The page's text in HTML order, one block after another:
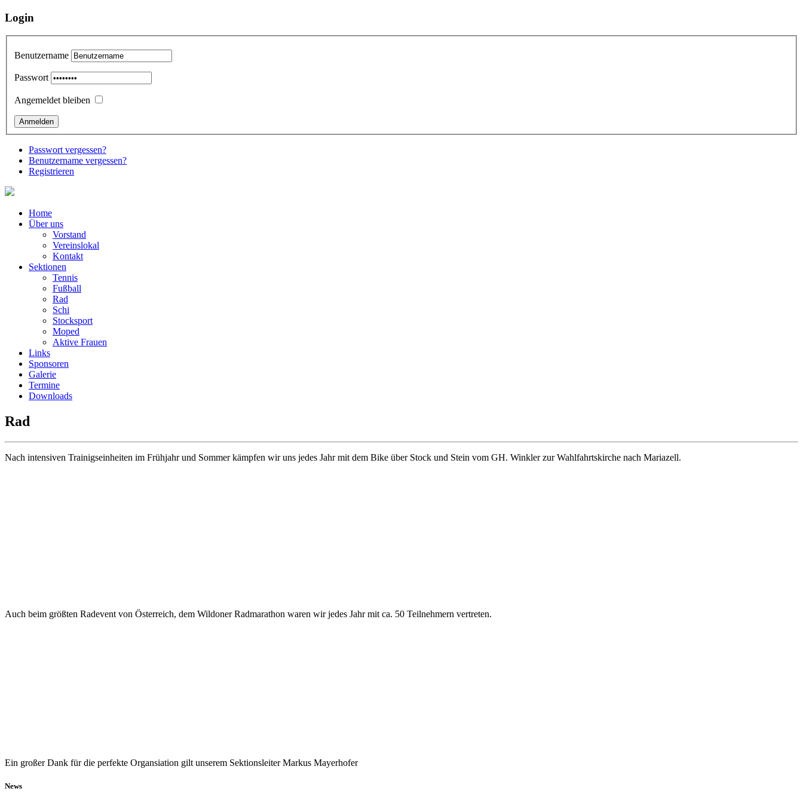
Login
Benutzername
Passwort
Angemeldet bleiben
Passwort vergessen?
Benutzername vergessen?
Registrieren
Home
Über uns
Vorstand
Vereinslokal
Kontakt
Sektionen
Tennis
Fußball
Rad
Schi
Stocksport
Moped
Aktive Frauen
Links
Sponsoren
Galerie
Termine
Downloads
Rad
Nach intensiven Trainigseinheiten im Frühjahr und Sommer kämpfen wir uns jedes Jahr mit dem Bike über Stock und Stein vom GH. Winkler zur Wahlfahrtskirche nach Mariazell.
Auch beim größten Radevent von Österreich, dem Wildoner Radmarathon waren wir jedes Jahr mit ca. 50 Teilnehmern vertreten.
Ein großer Dank für die perfekte Organsiation gilt unserem Sektionsleiter Markus Mayerhofer
News